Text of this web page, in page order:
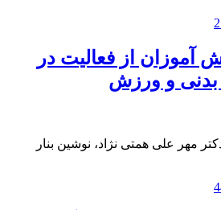
از فعالیت در
بدنی و ورزش
مهر علی همتی نژاد، نوشین بنار